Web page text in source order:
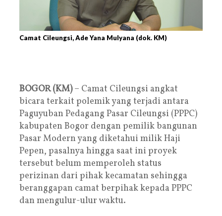
Camat Cileungsi, Ade Yana Mulyana (dok. KM)
BOGOR (KM)– Camat Cileungsi angkat
bicara terkait polemik yang terjadi antara
Paguyuban Pedagang Pasar Cileungsi (PPPC)
kabupaten Bogor dengan pemilik bangunan
Pasar Modern yang diketahui milik Haji
Pepen, pasalnya hingga saat ini proyek
tersebut belum memperoleh status
perizinan dari pihak kecamatan sehingga
beranggapan camat berpihak kepada PPPC
dan mengulur-ulur waktu.